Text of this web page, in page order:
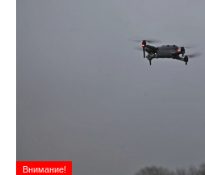
Внимание!